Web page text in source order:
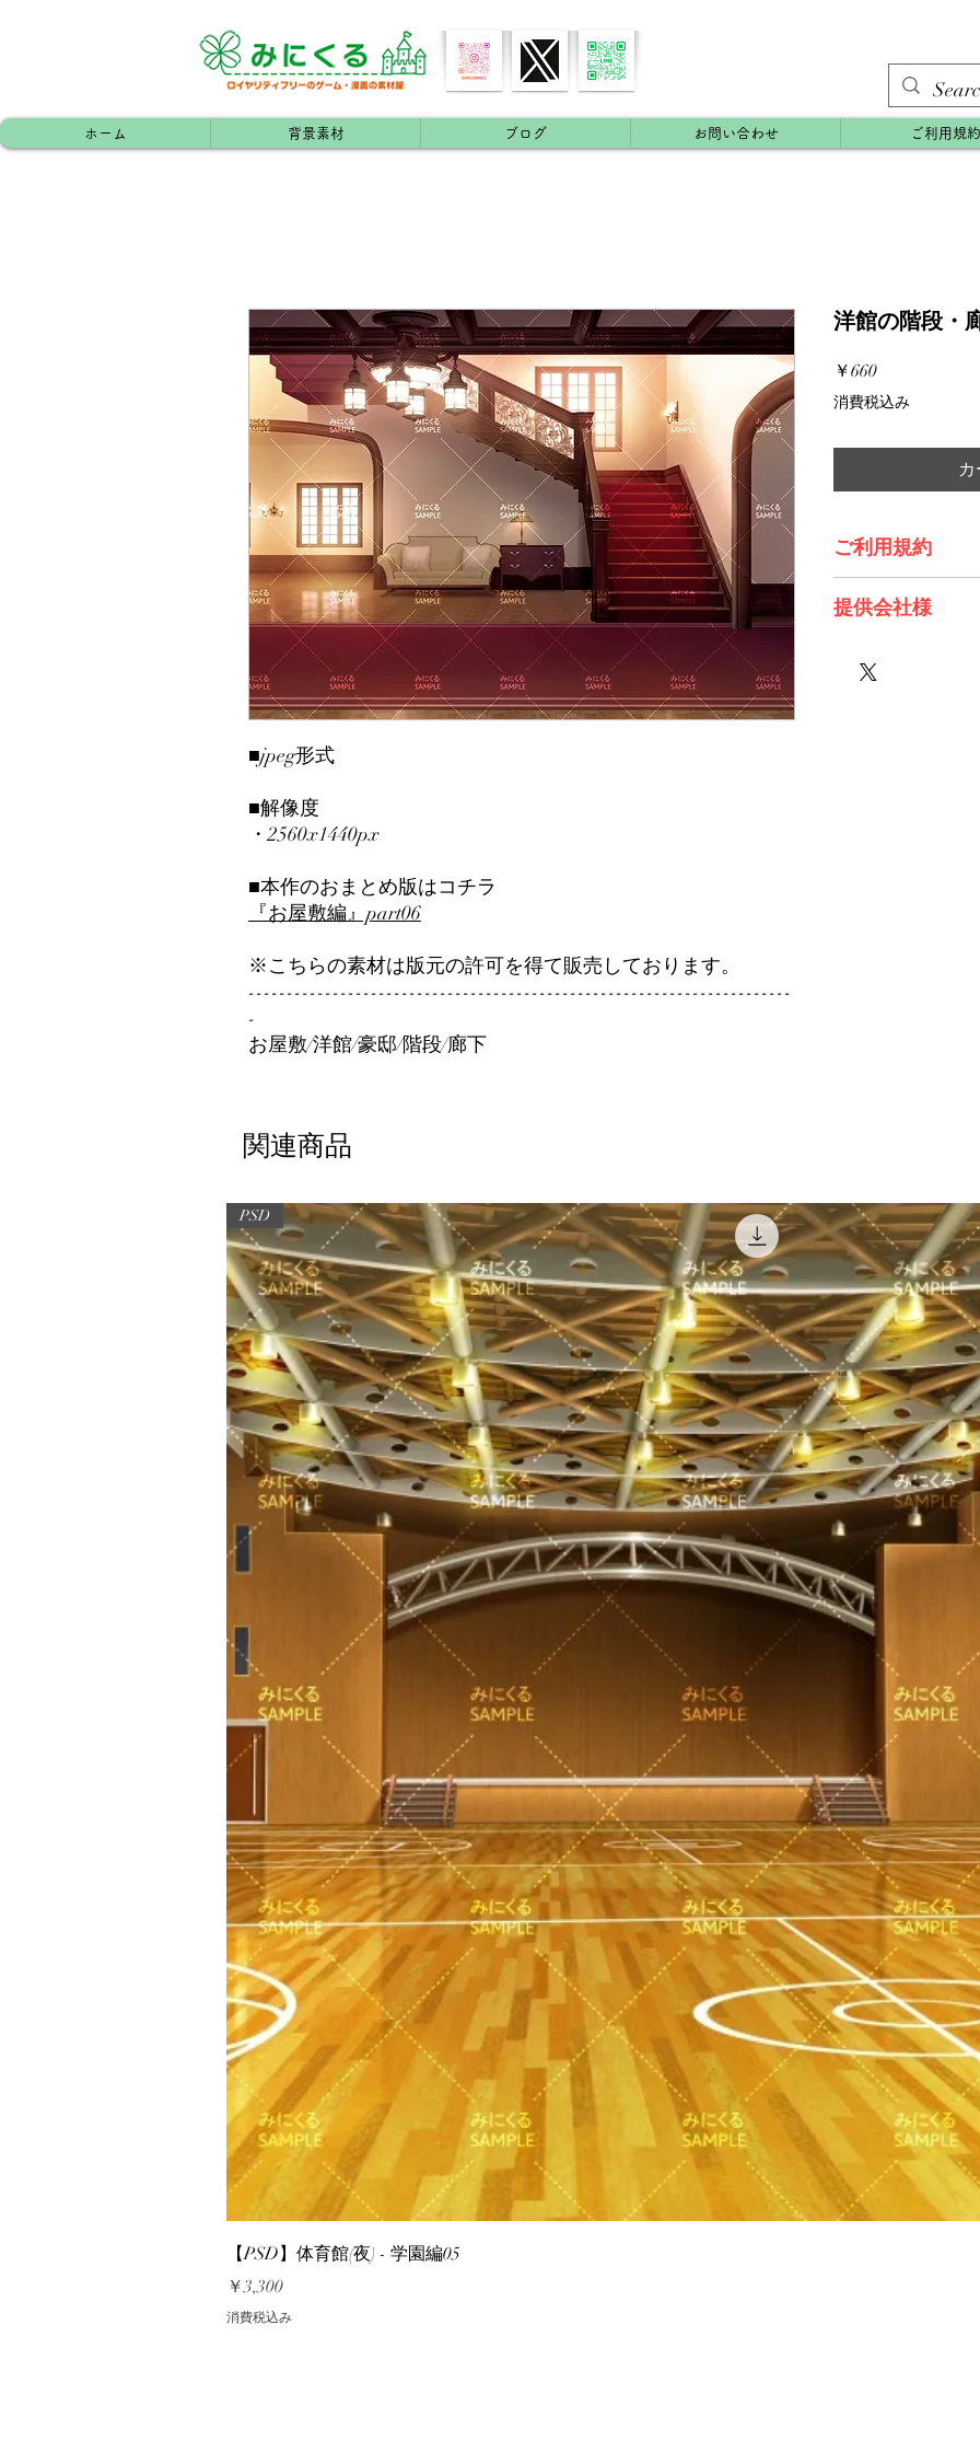
ホーム 背景素材 ブログ お問い合わせ ご利用規約
■jpeg形式
■解像度
・2560x1440px
■本作のおまとめ版はコチラ
『お屋敷編』part06
※こちらの素材は版元の許可を得て販売しております。
-----------------------------------------------------------------------
-
お屋敷/洋館/豪邸/階段/廊下
洋館の階段・
￥660価
格
消費税込み
ご利用規約
提供会社様
関連商品
PSD
【PSD】体育館(夜) - 学園編05
価格
￥3,300
消費税込み